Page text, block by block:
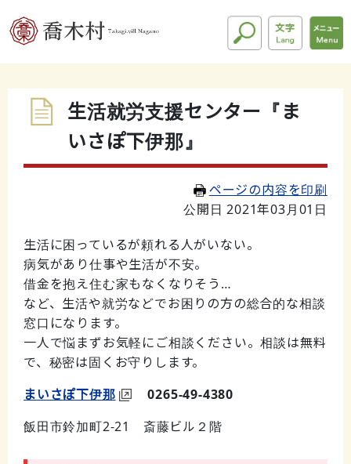
生活就労支援センター『ま
いさぽ下伊那』
ページの内容を印刷
公開日 2021年03月01日
生活に困っているが頼れる人がいない。
病気があり仕事や生活が不安。
借金を抱え住む家もなくなりそう…
など、生活や就労などでお困りの方の総合的な相談
窓口になります。
一人で悩まずお気軽にご相談ください。相談は無料
で、秘密は固くお守りします。
まいさぽ下伊那
0265-49-4380
飯田市鈴加町2-21 斎藤ビル２階